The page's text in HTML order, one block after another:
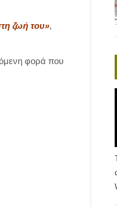
ζωή του»,
φορά που